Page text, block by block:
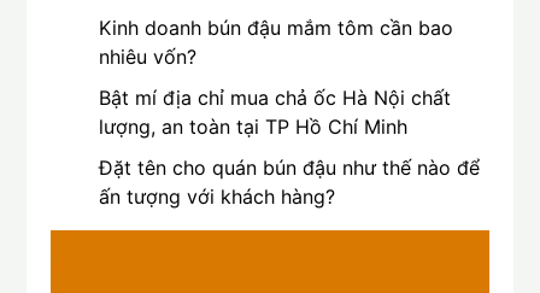
Kinh doanh bún đậu mắm tôm cần bao
nhiêu vốn?
Bật mí địa chỉ mua chả ốc Hà Nội chất
lượng, an toàn tại TP Hồ Chí Minh
Đặt tên cho quán bún đậu như thế nào để
ấn tượng với khách hàng?